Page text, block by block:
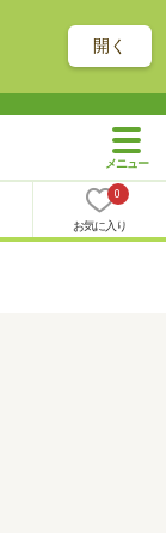
開く
0
お気に入り